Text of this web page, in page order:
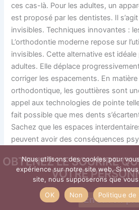
ces cas-là. Pour les adultes, un
est proposé par les dentistes. Il
invisibles. Techniques innovantes :
L’orthodontie moderne repose sur
invisibles. Cette alternative est idéale
adultes. Elle déplace
corriger les espacements. En
orthodontique, les gouttières sont
appel aux technologies de pointe
fait possible que mes dents
Sachez que les espaces
peuvent avoir des conséquences
majeure partie des gens, avoir les
souvent un signe de : Pour cette
caractéristique peut influencer la
psychologiquement, affectant ainsi :
Nous utilisons des cookies pour
expérience sur notre site web. Si
site, nous supposerons que
OK
Non Politique
OBTENEZ LE SOURIRE
VOTRE
En savoir